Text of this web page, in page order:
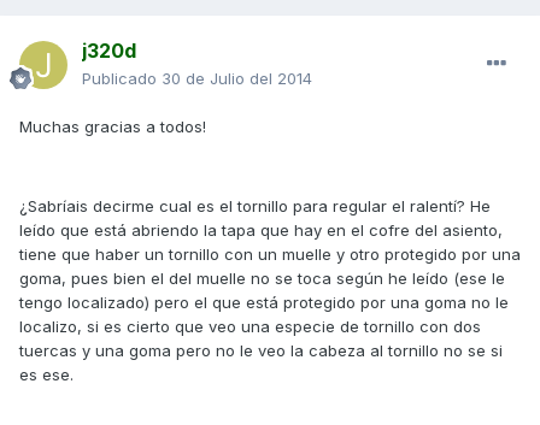
j320d
Publicado 30 de Julio del 2014
Muchas gracias a todos!
¿Sabríais decirme cual es el tornillo para regular el ralentí? He
leído que está abriendo la tapa que hay en el cofre del asiento,
tiene que haber un tornillo con un muelle y otro protegido por una
goma, pues bien el del muelle no se toca según he leído (ese le
tengo localizado) pero el que está protegido por una goma no le
localizo, si es cierto que veo una especie de tornillo con dos
tuercas y una goma pero no le veo la cabeza al tornillo no se si
es ese.